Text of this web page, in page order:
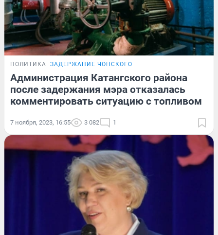
ПОЛИТИКА ЗАДЕРЖАНИЕ ЧОНСКОГО
Администрация Катангского района
после задержания мэра отказалась
комментировать ситуацию с топливом
7 ноября, 2023, 16:55 3 082 1